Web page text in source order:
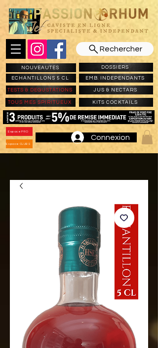
Rechercher
NOUVEAUTES
ECHANTILLONS 5 CL
DOSSIERS
EMB. INDEPENDANTS
TESTS & DEGUSTATIONS JUS & NECTARS
TOUS MES SPIRITUEUX KITS COCKTAILS
Espace PRO
Espace CLUBS
Connexion